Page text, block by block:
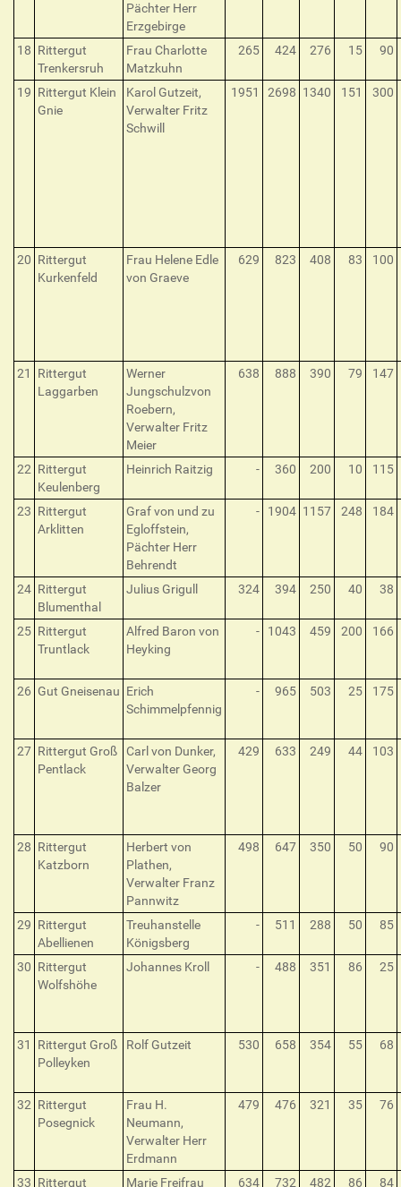
Pächter Herr
Erzgebirge
18 Rittergut
Trenkersruh
Frau Charlotte
Matzkuhn
265 424 276 15 90
19 Rittergut Klein
Gnie
Karol Gutzeit,
Verwalter Fritz
Schwill
1951 2698 1340 151 300
20 Rittergut
Kurkenfeld
Frau Helene Edle
von Graeve
629 823 408 83 100
21
Rittergut
Laggarben
Werner
Jungschulzvon
Roebern,
Verwalter Fritz
Meier
638 888 390 79 147
22 Rittergut
Keulenberg
Heinrich Raitzig - 360 200 10 115
23 Rittergut
Arklitten
Graf von und zu
Egloffstein,
Pächter Herr
Behrendt
- 1904 1157 248 184
24 Rittergut
Blumenthal
Julius Grigull 324 394 250 40 38
25 Rittergut
Truntlack
Alfred Baron von
Heyking
- 1043 459 200 166
26 Gut Gneisenau Erich
Schimmelpfennig
- 965 503 25 175
27 Rittergut Groß
Pentlack
Carl von Dunker,
Verwalter Georg
Balzer
429 633 249 44 103
28 Rittergut
Katzborn
Herbert von
Plathen,
Verwalter Franz
Pannwitz
498 647 350 50 90
29 Rittergut
Abellienen
Treuhanstelle
Königsberg
- 511 288 50 85
30 Rittergut
Wolfshöhe
Johannes Kroll - 488 351 86 25
31
Rittergut Groß
Polleyken
Rolf Gutzeit 530 658 354 55 68
32 Rittergut
Posegnick
Frau H.
Neumann,
Verwalter Herr
Erdmann
479 476 321 35 76
33 Rittergut Marie Freifrau 634 732 482 86 84